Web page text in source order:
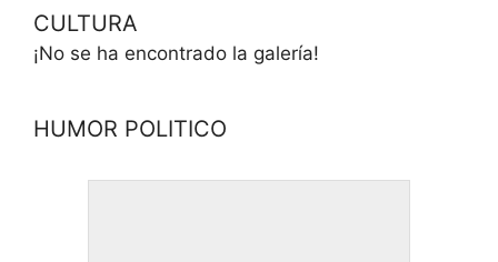
CULTURA
¡No se ha encontrado la galería!
HUMOR POLITICO